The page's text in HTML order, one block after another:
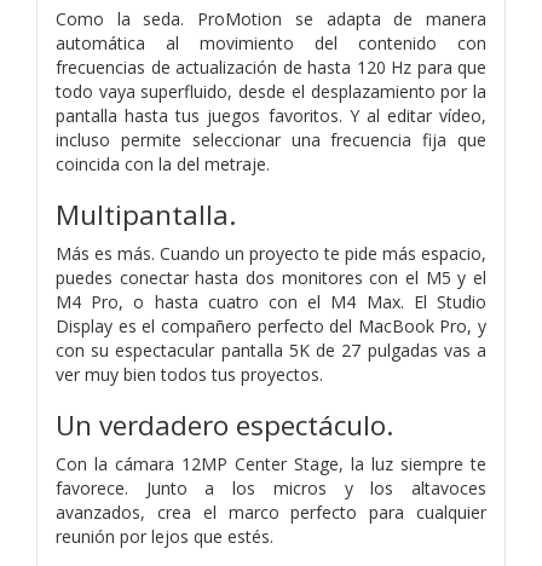
Como la seda. ProMotion se adapta de manera
automática al movimiento del contenido con
frecuencias de actualización de hasta 120 Hz para que
todo vaya superfluido, desde el desplazamiento por la
pantalla hasta tus juegos favoritos. Y al editar vídeo,
incluso permite seleccionar una frecuencia fija que
coincida con la del metraje.
Multipantalla.
Más es más. Cuando un proyecto te pide más espacio,
puedes conectar hasta dos monitores con el M5 y el
M4 Pro, o hasta cuatro con el M4 Max. El Studio
Display es el compañero perfecto del MacBook Pro, y
con su espectacular pantalla 5K de 27 pulgadas vas a
ver muy bien todos tus proyectos.
Un verdadero espectáculo.
Con la cámara 12MP Center Stage, la luz siempre te
favorece. Junto a los micros y los altavoces
avanzados, crea el marco perfecto para cualquier
reunión por lejos que estés.